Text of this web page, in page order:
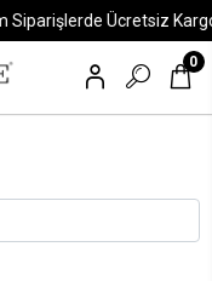
Siparişlerde Ücretsiz
0